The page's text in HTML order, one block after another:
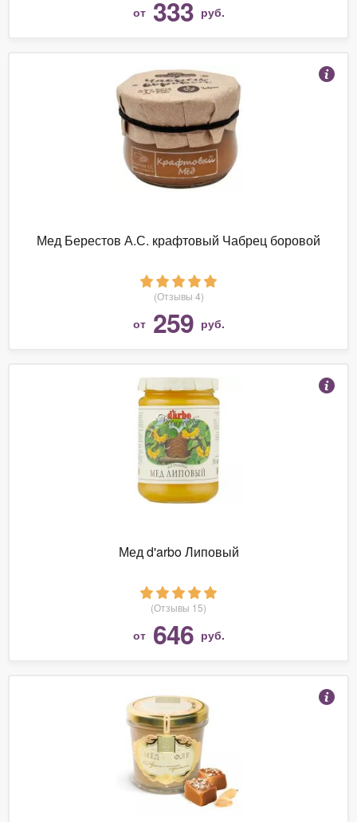
от 333 руб.
Мед Берестов А.С. крафтовый Чабрец боровой
(Отзывы 4)
от 259 руб.
Мед d'arbo Липовый
(Отзывы 15)
от 646 руб.